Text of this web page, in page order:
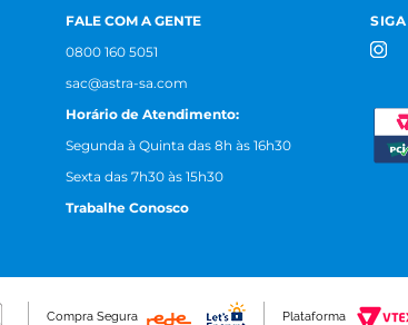
FALE COM A GENTE
0800 160 5051
sac@astra-sa.com
Horário de Atendimento:
Segunda à Quinta das 8h às 16h30
Sexta das 7h30 às 15h30
Trabalhe Conosco
Compra Segura Plataforma